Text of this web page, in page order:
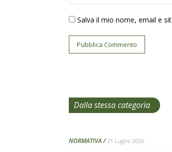
Salva il mio nome, email e
Dalla stessa categoria
NORMATIVA 21 Luglio 2026